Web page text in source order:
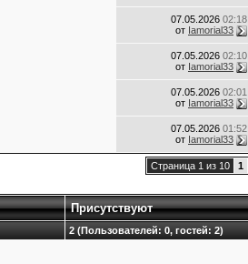
07.05.2026 02:18
от Iamorial33
07.05.2026 02:10
от Iamorial33
07.05.2026 02:01
от Iamorial33
07.05.2026 01:52
от Iamorial33
Страница 1 из 10 1
Присутствуют
2 (Пользователей: 0, гостей: 2)